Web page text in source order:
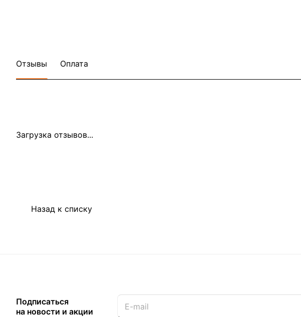
Отзывы Оплата
Загрузка отзывов...
Назад к списку
Подписаться
на новости и акции